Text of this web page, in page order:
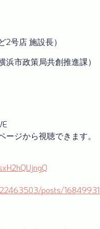
2号店 施設長）
市政策局共創推進課）
ジから視聴できます。
posts/